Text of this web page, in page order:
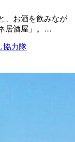
、お酒を飲みなが
居酒屋」。…
協力隊